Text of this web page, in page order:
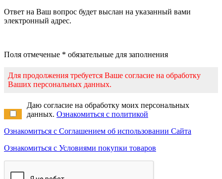
Ответ на Ваш вопрос будет выслан на указанный вами
электронный адрес.
Поля отмеченые * обязательные для заполнения
Для продолжения требуется Ваше согласие на обработку
Ваших персональных данных.
Даю согласие на обработку моих персональных
данных. Ознакомиться с политикой
Ознакомиться с Соглашением об использовании Сайта
Ознакомиться с Условиями покупки товаров